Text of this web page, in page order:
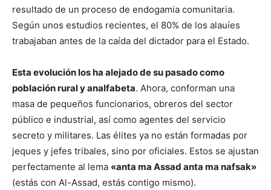
resultado de un proceso de endogamia comunitaria.
Según unos estudios recientes, el 80% de los alauíes
trabajaban antes de la caída del dictador para el Estado.
Esta evolución los ha alejado de su pasado como
población rural y analfabeta. Ahora, conforman una
masa de pequeños funcionarios, obreros del sector
público e industrial, así como agentes del servicio
secreto y militares. Las élites ya no están formadas por
jeques y jefes tribales, sino por oficiales. Estos se ajustan
perfectamente al lema «anta ma Assad anta ma nafsak»
(estás con Al-Assad, estás contigo mismo).